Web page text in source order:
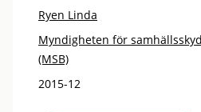
Ryen Linda
Myndigheten för
(MSB)
2015-12